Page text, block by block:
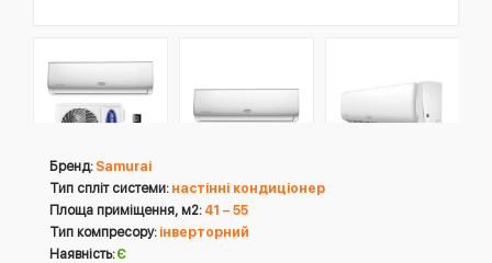
Бренд: Samurai
Тип спліт системи: настінні кондиціонер
Площа приміщення, м2: 41 – 55
Тип компресору: інверторний
Наявність:Є